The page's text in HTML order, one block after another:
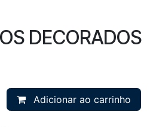
DECORADOS
Adicionar ao carrinho